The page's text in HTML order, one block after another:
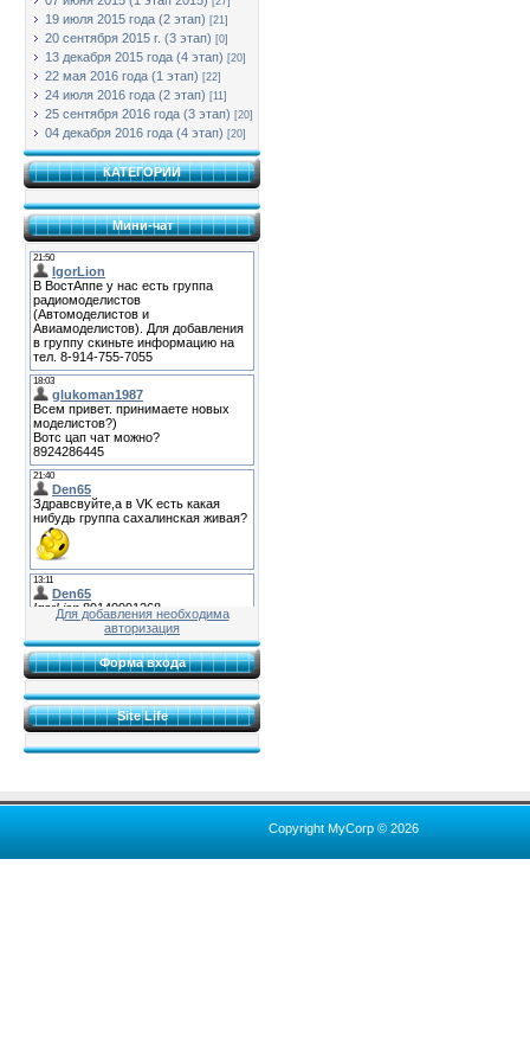
19 июля 2015 года (2 этап) [21]
20 сентября 2015 г. (3 этап) [0]
13 декабря 2015 года (4 этап) [20]
22 мая 2016 года (1 этап) [22]
24 июля 2016 года (2 этап) [11]
25 сентября 2016 года (3 этап) [20]
04 декабря 2016 года (4 этап) [20]
КАТЕГОРИИ
Мини-чат
Для добавления необходима
авторизация
Форма входа
Site Life
Copyright MyCorp © 2026